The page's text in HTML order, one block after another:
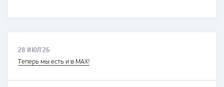
28 ИЮЛ'26
Теперь мы есть и в MAX!